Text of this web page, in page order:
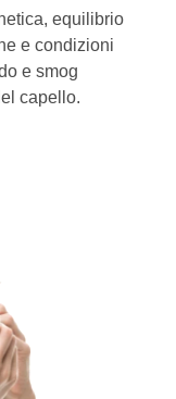
equilibrio
e condizioni
e smog
capello.